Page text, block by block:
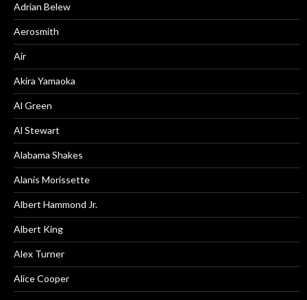
Adrian Belew
Aerosmith
Air
Akira Yamaoka
Al Green
Al Stewart
Alabama Shakes
Alanis Morissette
Albert Hammond Jr.
Albert King
Alex Turner
Alice Cooper